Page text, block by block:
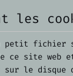
les
petit fichier
ce site web
sur le disque